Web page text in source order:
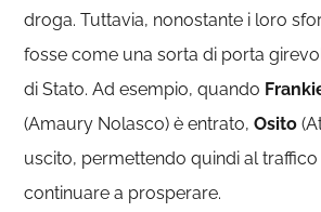
droga. Tuttavia, nonostante i loro
fosse come una sorta di porta
di Stato. Ad esempio, quando
(Amaury Nolasco) è entrato,Osito
uscito, permettendo quindi al
continuare a prosperare.